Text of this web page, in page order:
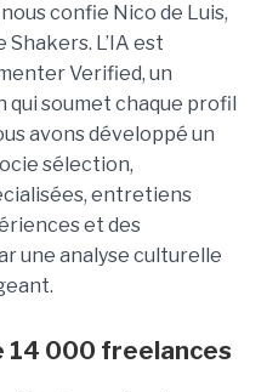
confie Nico de Luis,
L’IA est
Verified, un
soumet chaque profil
avons développé un
sélection,
entretiens
et des
une analyse culturelle
14 000 freelances